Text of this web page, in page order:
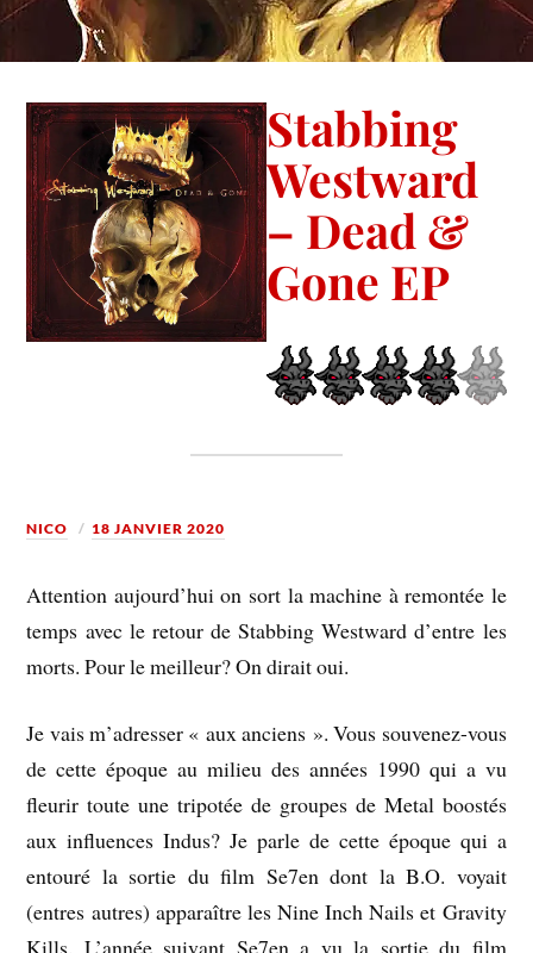
Stabbing
Westward
– Dead &
Gone EP
NICO 18 JANVIER 2020
Attention aujourd’hui on sort la machine à remontée le
temps avec le retour de Stabbing Westward d’entre les
morts. Pour le meilleur? On dirait oui.
Je vais m’adresser « aux anciens ». Vous souvenez-vous
de cette époque au milieu des années 1990 qui a vu
fleurir toute une tripotée de groupes de Metal boostés
aux influences Indus? Je parle de cette époque qui a
entouré la sortie du film Se7en dont la B.O. voyait
(entres autres) apparaître les Nine Inch Nails et Gravity